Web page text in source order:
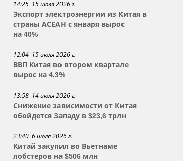
14:25 15 июля 2026 г.
Экспорт электроэнергии из Китая в
страны АСЕАН с января вырос
на 40%
12:04 15 июля 2026 г.
ВВП Китая во втором квартале
вырос на 4,3%
13:58 14 июля 2026 г.
Снижение зависимости от Китая
обойдется Западу в $23,6 трлн
23:40 6 июля 2026 г.
Китай закупил во Вьетнаме
лобстеров на $506 млн